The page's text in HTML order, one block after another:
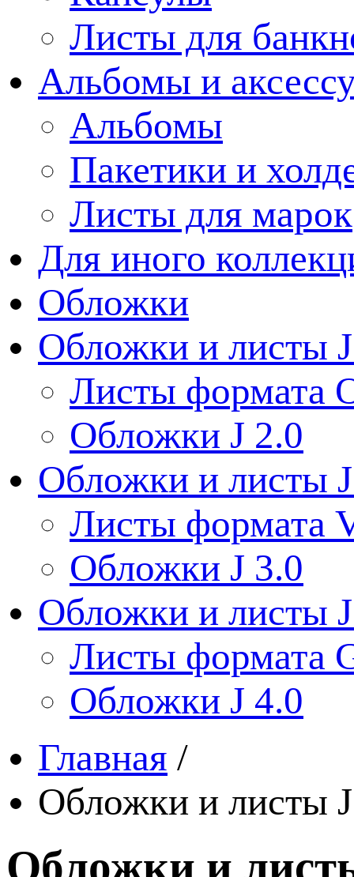
Листы для
Альбомы и
Альбомы
Пакетики и
Листы для марок
Для иного
Обложки
Обложки и листы
Листы формата
Обложки J 2.0
Обложки и листы
Листы формата
Обложки J 3.0
Обложки и листы
Листы формата
Обложки J 4.0
Главная /
Обложки и листы
Обложки и